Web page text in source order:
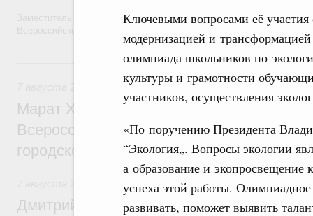
Ключевыми вопросами её
модернизацией и
олимпиада школьников по
культуры и грамотности
участников, осуществления
«По поручению Президента
“Экология„. Вопросы экологии
а образование и
успеха этой работы.
развивать, поможет выявить
Заместитель Председателя Правительства Татьяна Голикова
Вчера
Экономика городов. Городская среда
Марат Хуснуллин провёл заседание
Всероссийского конкурса лучших
городской среды
Отрасль информационных технологий
Дмитрий Чернышенко и Сергей Кравцов